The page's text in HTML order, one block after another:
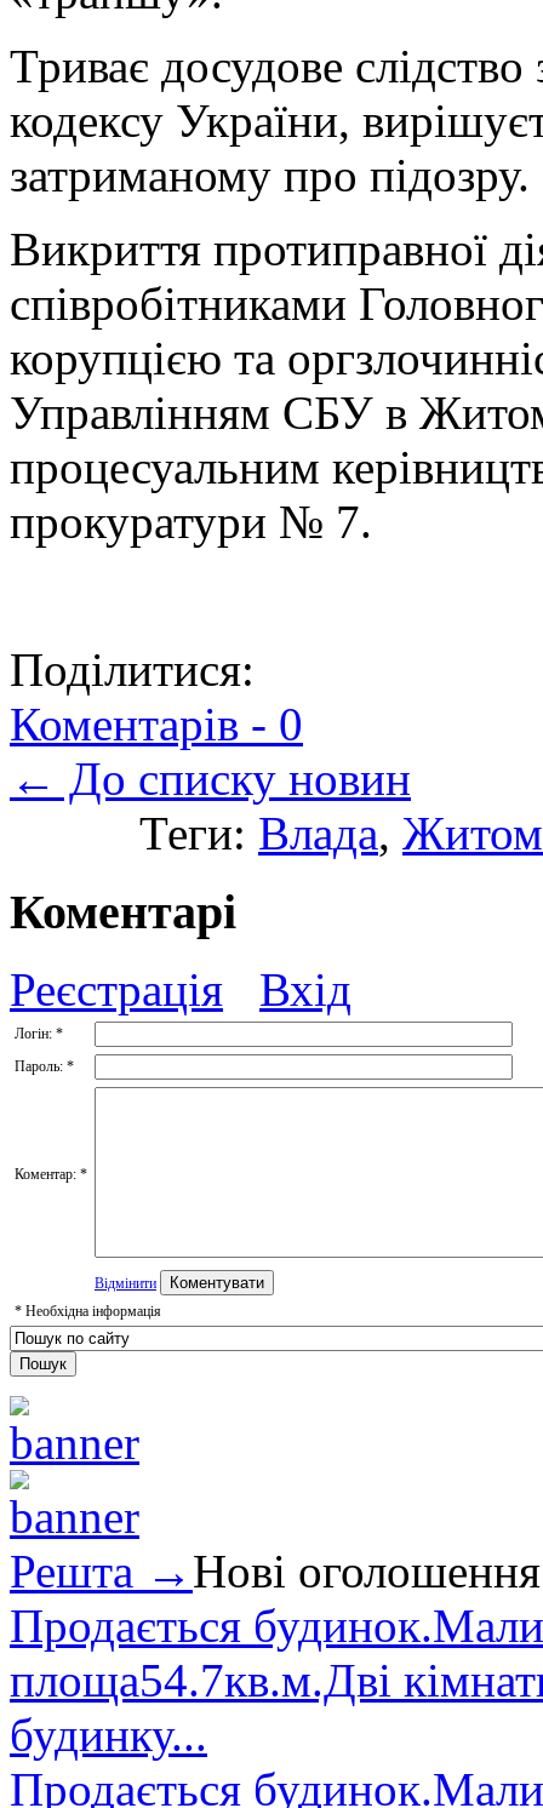
Триває досудове
кодексу України,
затриманому про підозру.
Викриття протиправної
співробітниками
корупцією та
Управлінням СБУ в
процесуальним
прокуратури № 7.
Поділитися:
Коментарів - 0
← До списку новин
Теги: Влада,
Коментарі
Реєстрація Вхід
Логін: *
Пароль: *
Коментар: *
Відмінити
* Необхідна інформація
Решта → Нові оголошення
Продається
площа54.7кв.м.Дві
будинку...
Продається